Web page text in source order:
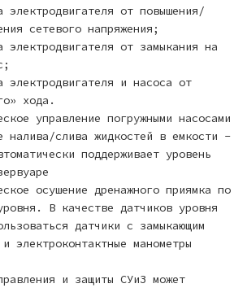
электродвигателя от повышения/
сетевого напряжения;
электродвигателя от замыкания на
электродвигателя и насоса от
хода.
управление погружными насосами
налива/слива жидкостей в емкости -
поддерживает уровень
осушение дренажного приямка по
В качестве датчиков уровня
датчики с замыкающим
электроконтактные манометры
и защиты СУиЗ может